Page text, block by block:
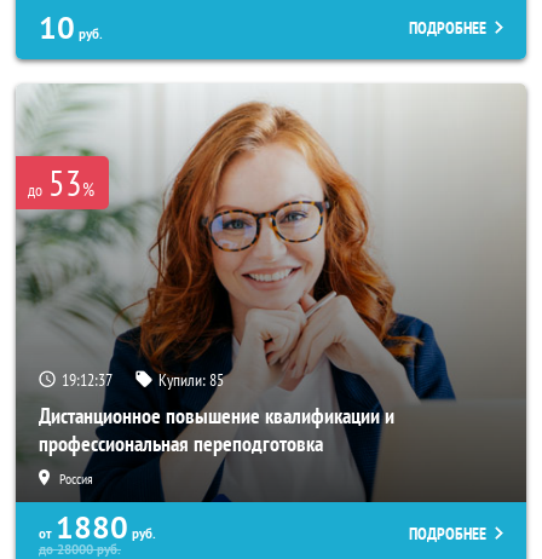
10 руб. ПОДРОБНЕЕ
до 53%
19:12:33 Купили:85
Дистанционное повышение квалификации и
профессиональная переподготовка
Россия
от 1880 руб.
до28000руб.
ПОДРОБНЕЕ